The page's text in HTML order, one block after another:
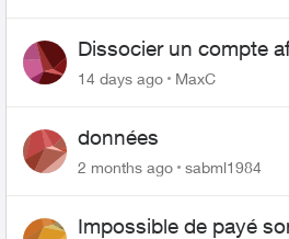
Dissocier un compte
compte personnel
14 days ago MaxC
données
2 months ago sabml1984
Impossible de payé